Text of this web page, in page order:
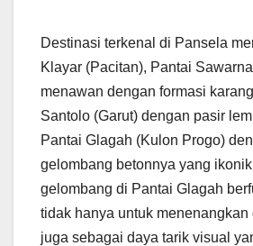
Destinasi terkenal di Pansela
Klayar (Pacitan), Pantai
menawan dengan formasi
Santolo (Garut) dengan pasir
Pantai Glagah (Kulon Progo)
gelombang betonnya yang
gelombang di Pantai Glagah
tidak hanya untuk menenangkan
juga sebagai daya tarik visual